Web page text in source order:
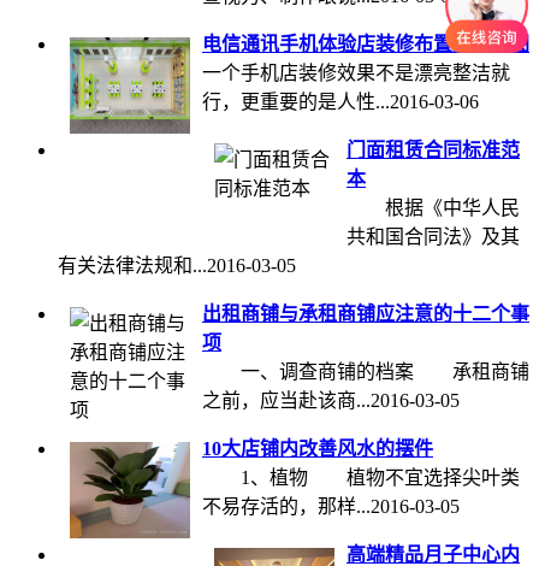
电信通讯手机体验店装修布置及效果图
一个手机店装修效果不是漂亮整洁就
行，更重要的是人性...2016-03-06
门面租赁合同标准范
本
根据《中华人民
共和国合同法》及其
有关法律法规和...2016-03-05
出租商铺与承租商铺应注意的十二个事
项
一、调查商铺的档案 承租商铺
之前，应当赴该商...2016-03-05
10大店铺内改善风水的摆件
1、植物 植物不宜选择尖叶类
不易存活的，那样...2016-03-05
高端精品月子中心内